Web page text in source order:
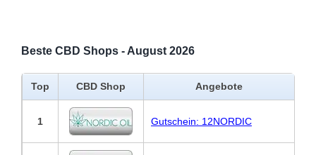
Beste CBD Shops - August 2026
Top CBD Shop Angebote
1 Gutschein: 12NORDIC